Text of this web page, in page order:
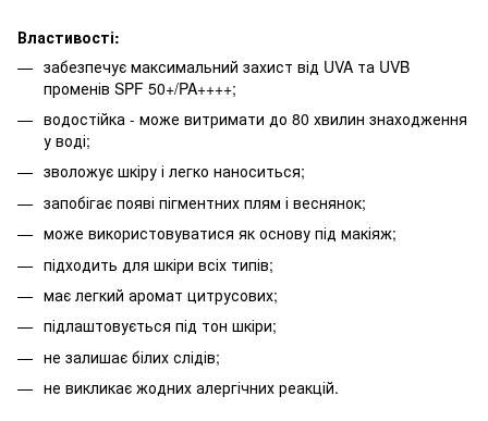
Властивості:
забезпечує максимальний захист від UVA та UVB
променів SPF 50+/PA++++;
водостійка - може витримати до 80 хвилин знаходження
у воді;
зволожує шкіру і легко наноситься;
запобігає появі пігментних плям і веснянок;
може використовуватися як основу під макіяж;
підходить для шкіри всіх типів;
має легкий аромат цитрусових;
підлаштовується під тон шкіри;
не залишає білих слідів;
не викликає жодних алергічних реакцій.